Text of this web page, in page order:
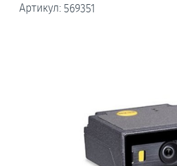
Артикул: 569351